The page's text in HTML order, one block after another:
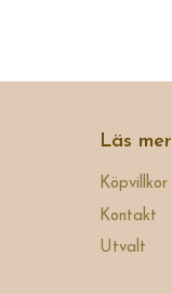
Läs mer
Köpvillkor
Kontakt
Utvalt